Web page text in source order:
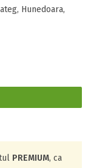
Hunedoara,
PREMIUM, ca